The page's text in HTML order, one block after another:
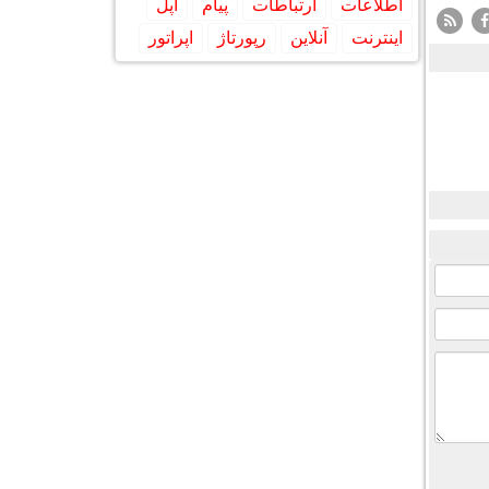
اطلاعات ارتباطات پیام
اپل
اینترنت
آنلاین رپورتاژ اپراتور